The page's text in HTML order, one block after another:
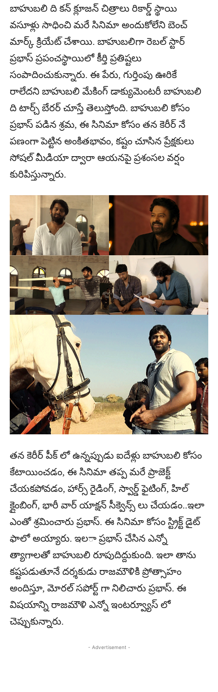
బాహుబలి ది కన్ క్లూజన్ చిత్రాలు రికార్డ్ స్థాయి
వసూళ్లు సాధించి మరే సినిమా అందుకోలేని బెంచ్
మార్క్ క్రియేట్ చేశాయి. బాహుబలిగా రెబల్ స్టార్
ప్రభాస్ ప్రపంచస్థాయిలో కీర్తి ప్రతిష్టలు
సంపాదించుకున్నారు. ఈ పేరు, గుర్తింపు ఊరికే
రాలేదని బాహుబలి మేకింగ్ డాక్యుమెంటరీ బాహుబలి
ది టార్చ్ బేరర్ చూస్తే తెలుస్తోంది. బాహుబలి కోసం
ప్రభాస్ పడిన శ్రమ, ఈ సినిమా కోసం తన కెరీర్ నే
పణంగా పెట్టిన అంకితభావం, కష్టం చూసిన ప్రేక్షకులు
సోషల్ మీడియా ద్వారా ఆయనపై ప్రశంసల వర్షం
కురిపిస్తున్నారు.
తన కెరీర్ పీక్ లో ఉన్నప్పుడు ఐదేళ్లు బాహుబలి కోసం
కేటాయించడం, ఈ సినిమా తప్ప మరే ప్రాజెక్ట్
చేయకపోవడం, హార్స్ రైడింగ్, స్వార్డ్ ఫైటింగ్, హిల్
క్లైంబింగ్, భారీ వార్ యాక్షన్ సీక్వెన్స్ లు చేయడం..ఇలా
ఎంతో శ్రమించారు ప్రభాస్. ఈ సినిమా కోసం స్ట్రిక్ట్ డైట్
ఫాలో అయ్యారు. ఇలా ప్రభాస్ చేసిన ఎన్నో
త్యాగాలతో బాహుబలి రూపుదిద్దుకుంది. ఇలా తాను
కష్టపడుతూనే దర్శకుడు రాజమౌళికి ప్రోత్సాహం
అందిస్తూ, మోరల్ సపోర్ట్ గా నిలిచారు ప్రభాస్. ఈ
విషయాన్ని రాజమౌళి ఎన్నో ఇంటర్వ్యూస్ లో
చెప్పుకున్నారు.
- Advertisement -